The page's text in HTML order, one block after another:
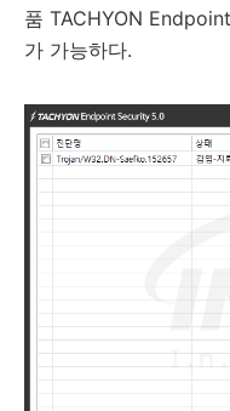
품 TACHYON
가 가능하다.